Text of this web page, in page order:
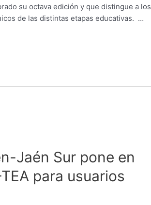
su octava edición y que distingue a los
de las distintas etapas educativas. …
Jaén Sur pone en
para usuarios